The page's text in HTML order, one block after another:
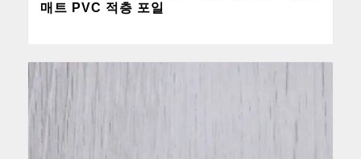
매트 PVC 적층 포일